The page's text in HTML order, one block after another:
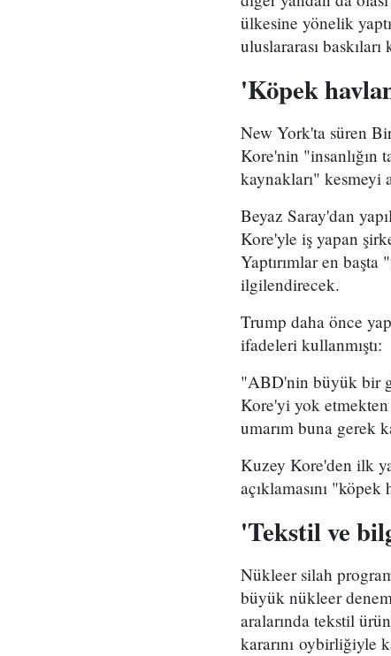
ülkesine yönelik
uluslararası
'Köpek
New York'ta süren
Kore'nin "insanlığın
kaynakları" kesmeyi
Beyaz Saray'dan
Kore'yle iş yapan
Yaptırımlar en
ilgilendirecek.
Trump daha önce
ifadeleri kullanmıştı:
"ABD'nin büyük bir
Kore'yi yok
umarım buna gerek
Kuzey Kore'den ilk
açıklamasını
'Tekstil ve
Nükleer silah
büyük nükleer
aralarında tekstil
kararını oybirliğiyle